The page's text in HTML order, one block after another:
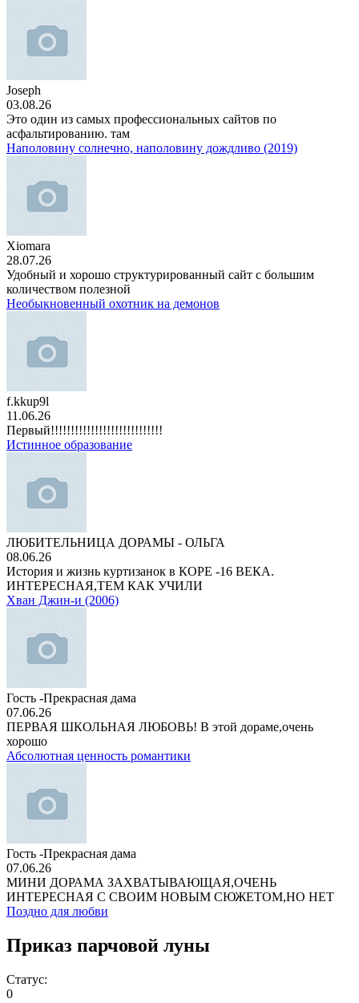
Joseph
03.08.26
Это один из самых профессиональных сайтов по
асфальтированию. там
Наполовину солнечно, наполовину дождливо (2019)
Xiomara
28.07.26
Удобный и хорошо структурированный сайт с большим
количеством полезной
Необыкновенный охотник на демонов
f.kkup9l
11.06.26
Первый!!!!!!!!!!!!!!!!!!!!!!!!!!!!
Истинное образование
ЛЮБИТЕЛЬНИЦА ДОРАМЫ - ОЛЬГА
08.06.26
История и жизнь куртизанок в КОРЕ -16 ВЕКА.
ИНТЕРЕСНАЯ,ТЕМ КАК УЧИЛИ
Хван Джин-и (2006)
Гость -Прекрасная дама
07.06.26
ПЕРВАЯ ШКОЛЬНАЯ ЛЮБОВЬ! В этой дораме,очень
хорошо
Абсолютная ценность романтики
Гость -Прекрасная дама
07.06.26
МИНИ ДОРАМА ЗАХВАТЫВАЮЩАЯ,ОЧЕНЬ
ИНТЕРЕСНАЯ С СВОИМ НОВЫМ СЮЖЕТОМ,НО НЕТ
Поздно для любви
Приказ парчовой луны
Статус:
0